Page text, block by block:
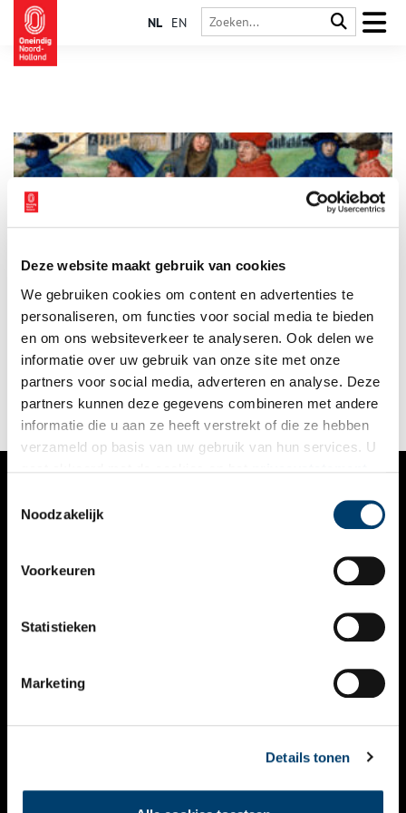
Deze website maakt gebruik van cookies
We gebruiken cookies om content en advertenties te
personaliseren, om functies voor social media te bieden
en om ons websiteverkeer te analyseren. Ook delen we
informatie over uw gebruik van onze site met onze
partners voor social media, adverteren en analyse. Deze
partners kunnen deze gegevens combineren met andere
informatie die u aan ze heeft verstrekt of die ze hebben
verzameld op basis van uw gebruik van hun services. U
Noodzakelijk
Voorkeuren
Statistieken
Marketing
Details tonen
NL EN
Tijdens de jaarwisseling in 1999 waren veel mensen bang
voor de ‘millenniumbug’, die wereldwijd voor een crash van
alle computersystemen zou zorgen. Duizend jaar eerder
vreesde men nog veel grotere gevolgen van de
millenniumwisseling. Middeleeuwse christenen dachten dat de
Apocalyps nabij was. Velen reisden naar Jeruzalem, om het
Laatste Oordeel af te wachten in de Heilige Stad.
VERHALEN
KALENDER
THEMA’S
VIDEO’S
CONTACT